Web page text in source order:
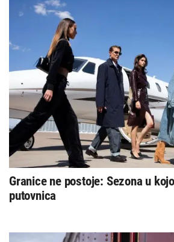
Granice ne postoje: Sezona u
putovnica